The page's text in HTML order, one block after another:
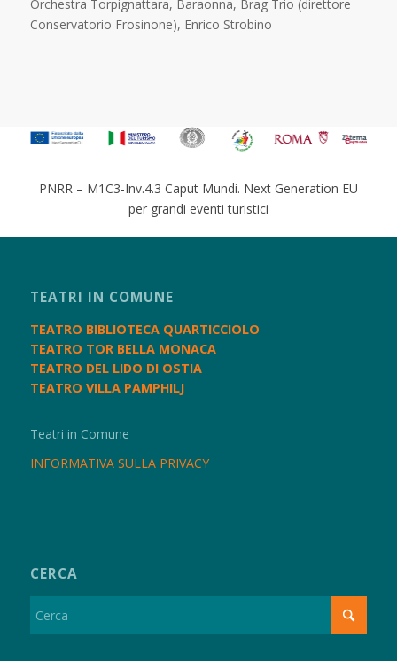
Orchestra Torpignattara, Baraonna, Brag Trio (direttore
Conservatorio Frosinone), Enrico Strobino
PNRR – M1C3-Inv.4.3 Caput Mundi. Next Generation EU
per grandi eventi turistici
TEATRI IN COMUNE
TEATRO BIBLIOTECA QUARTICCIOLO
TEATRO TOR BELLA MONACA
TEATRO DEL LIDO DI OSTIA
TEATRO VILLA PAMPHILJ
Teatri in Comune
INFORMATIVA SULLA PRIVACY
CERCA